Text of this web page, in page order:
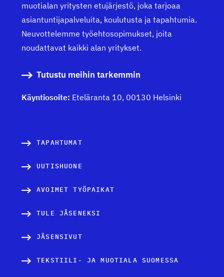
muotialan yritysten etujärjestö, joka tarjoaa
asiantuntijapalveluita, koulutusta ja tapahtumia.
Neuvottelemme työehtosopimukset, joita
noudattavat kaikki alan yritykset.
Tutustu meihin tarkemmin
Käyntiosoite: Eteläranta 10, 00130 Helsinki
TAPAHTUMAT
UUTISHUONE
AVOIMET TYÖPAIKAT
TULE JÄSENEKSI
JÄSENSIVUT
TEKSTIILI- JA MUOTIALA SUOMESSA